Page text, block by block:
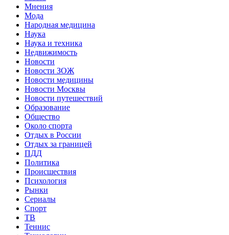
Мнения
Мода
Народная медицина
Наука
Наука и техника
Недвижимость
Новости
Новости ЗОЖ
Новости медицины
Новости Москвы
Новости путешествий
Образование
Общество
Около спорта
Отдых в России
Отдых за границей
ПДД
Политика
Происшествия
Психология
Рынки
Сериалы
Спорт
ТВ
Теннис